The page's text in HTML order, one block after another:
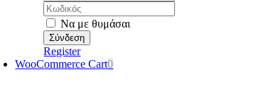
Κωδικός:
Να με θυμάσαι
Register
WooCommerce Cart0